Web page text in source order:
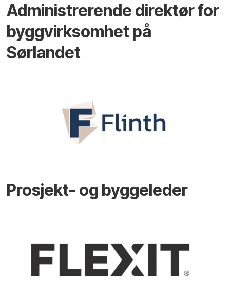
Administrerende direktør for
byggvirksomhet på
Sørlandet
Prosjekt- og byggeleder